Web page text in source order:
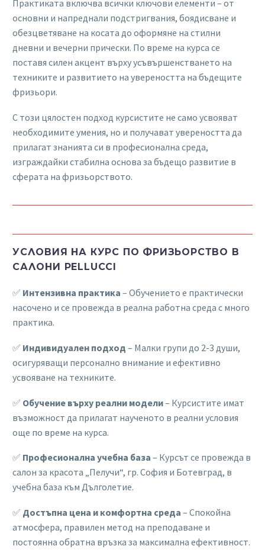
Практиката включва всички ключови елементи – от
основни и напреднали подстригвания, боядисване и
обезцветяване на косата до оформяне на стилни
дневни и вечерни прически. По време на курса се
поставя силен акцент върху усъвършенстването на
техниките и развитието на увереността на бъдещите
фризьори.
С този цялостен подход курсистите не само усвояват
необходимите умения, но и получават увереността да
прилагат знанията си в професионална среда,
изграждайки стабилна основа за бъдещо развитие в
сферата на фризьорството.
УСЛОВИЯ НА КУРС ПО ФРИЗЬОРСТВО В
САЛОНИ PELLUCCI
✅ Интензивна практика – Обучението е практически
насочено и се провежда в реална работна среда с много
практика.
✅ Индивидуален подход – Малки групи до 2-3 души,
осигуряващи персонално внимание и ефективно
усвояване на техниките.
✅ Обучение върху реални модели– Курсистите имат
възможност да прилагат наученото в реални условия
още по време на курса.
✅ Професионална учебна база – Курсът се провежда в
салон за красота „Пелучи“, гр. София и Ботевград, в
учебна база към Дълголетие.
✅ Достъпна цена и комфортна среда – Спокойна
атмосфера, правилен метод на преподаване и
постоянна обратна връзка за максимална ефективност.